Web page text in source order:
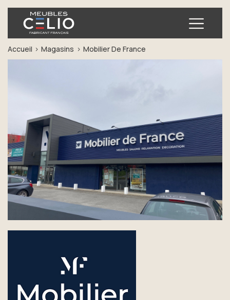
Accueil Magasins Mobilier De France